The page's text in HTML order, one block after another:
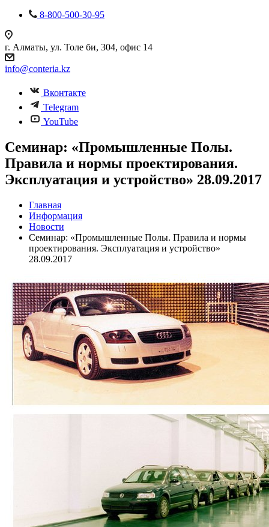
8-800-500-30-95
г. Алматы, ул. Толе би, 304, офис 14
info@conteria.kz
Вконтакте
Telegram
YouTube
Семинар: «Промышленные Полы.
Правила и нормы проектирования.
Эксплуатация и устройство» 28.09.2017
Главная
Информация
Новости
Семинар: «Промышленные Полы. Правила и нормы
проектирования. Эксплуатация и устройство»
28.09.2017